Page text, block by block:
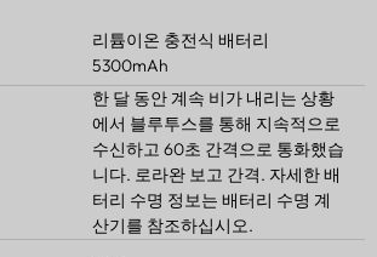
리튬이온 충전식 배터리
5300mAh
한 달 동안 계속 비가 내리는 상황
에서 블루투스를 통해 지속적으로
수신하고 60초 간격으로 통화했습
니다. 로라완 보고 간격. 자세한 배
터리 수명 정보는 배터리 수명 계
산기를 참조하십시오.